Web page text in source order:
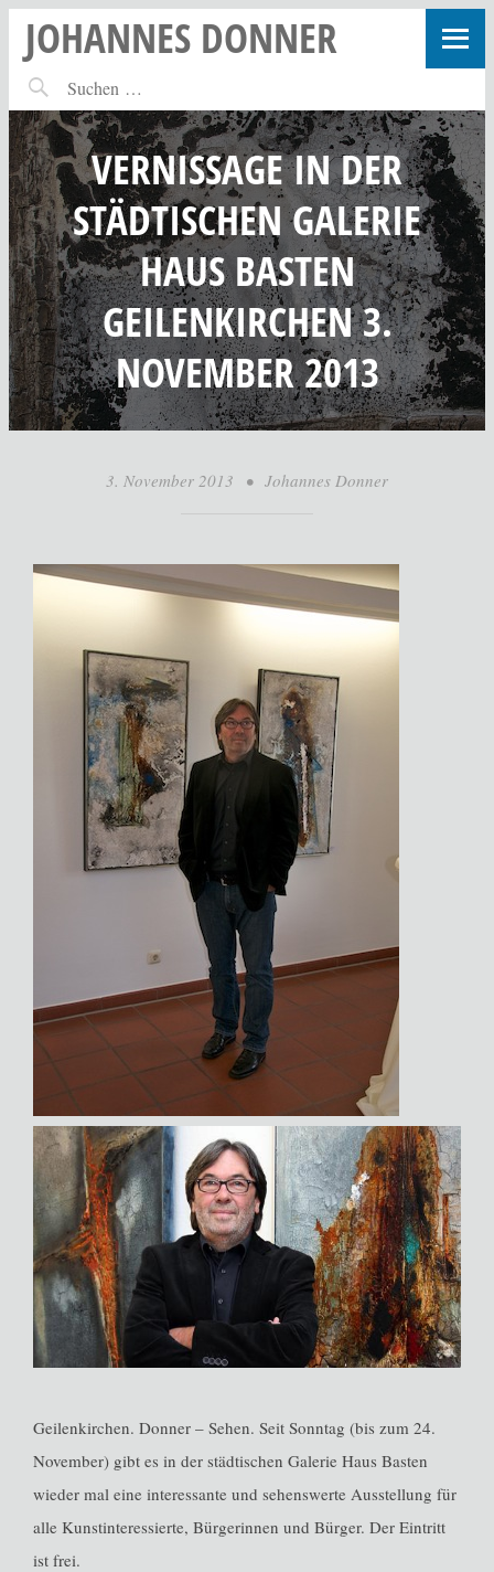
JOHANNES DONNER
VERNISSAGE IN DER
STÄDTISCHEN GALERIE
HAUS BASTEN
GEILENKIRCHEN 3.
NOVEMBER 2013
3. November 2013 • Johannes Donner
Geilenkirchen. Donner – Sehen. Seit Sonntag (bis zum 24.
November) gibt es in der städtischen Galerie Haus Basten
wieder mal eine interessante und sehenswerte Ausstellung für
alle Kunstinteressierte, Bürgerinnen und Bürger. Der Eintritt
ist frei.